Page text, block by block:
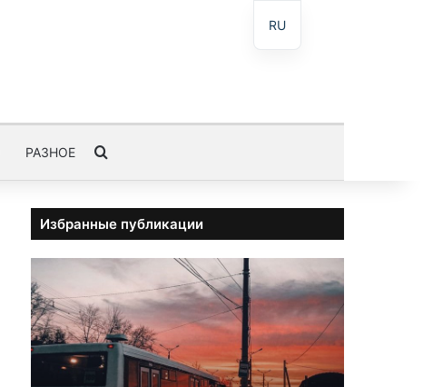
РАЗНОЕ
Избранные публикации
в
т
о
б
RU